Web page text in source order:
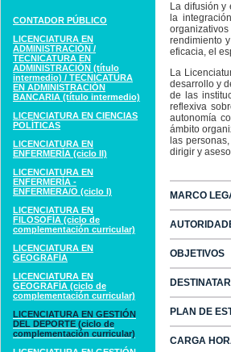
CONTADOR PÚBLICO
LICENCIATURA EN
ADMINISTRACIÓN /
TECNICATURA EN
ADMINISTRACIÓN (título
intermedio) / TECNICATURA
EN ADMINISTRACIÓN
BANCARIA (título intermedio)
LICENCIATURA EN CIENCIAS
POLÍTICAS
LICENCIATURA EN
ENFERMERÍA (ciclo II)
LICENCIATURA EN
ENFERMERÍA -
ENFERMERA/O (ciclo I)
LICENCIATURA EN
FILOSOFÍA (ciclo de
complementación curricular)
LICENCIATURA EN
GEOGRAFÍA
LICENCIATURA EN
GEOGRAFÍA (ciclo de
complementación curricular)
LICENCIATURA EN GESTIÓN
DEL DEPORTE (ciclo de
complementación curricular)
La difusión y
la
rendimiento
eficacia, el
La
desarrollo y
de las
reflexiva
autonomía
ámbito
las
dirigir y
MARCO
OBJETIVOS
PLAN DE
CARGA